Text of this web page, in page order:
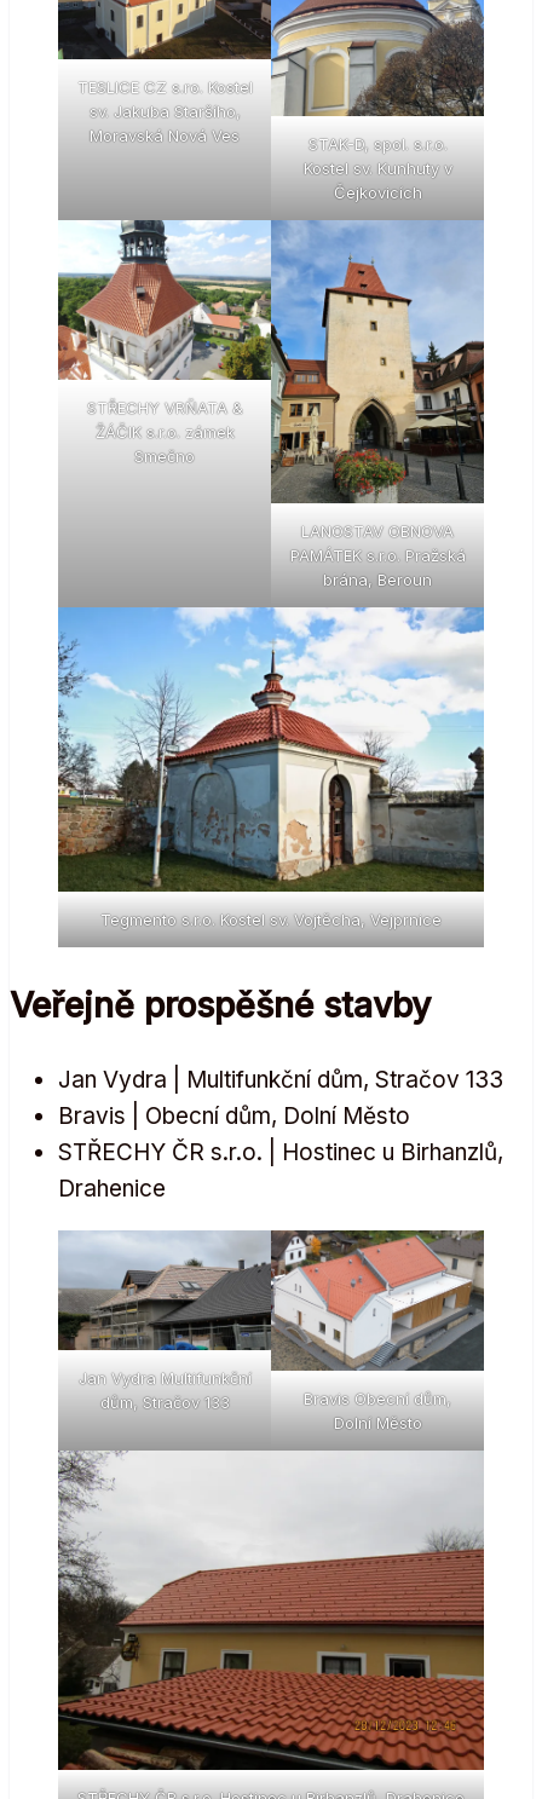
TESLICE CZ s.ro. Kostel
sv. Jakuba Staršího,
Moravská Nová Ves
STAK-D, spol. s.r.o.
Kostel sv. Kunhuty v
Čejkovicích
STŘECHY VRŇATA &
ŽÁČIK s.r.o. zámek
Smečno
LANOSTAV OBNOVA
PAMÁTEK s.r.o. Pražská
brána, Beroun
Tegmento s.r.o. Kostel sv. Vojtěcha, Vejprnice
Veřejně prospěšné stavby
Jan Vydra | Multifunkční dům, Stračov 133
Bravis | Obecní dům, Dolní Město
STŘECHY ČR s.r.o. | Hostinec u Birhanzlů,
Drahenice
Jan Vydra Multifunkční
dům, Stračov 133
Bravis Obecní dům,
Dolní Město